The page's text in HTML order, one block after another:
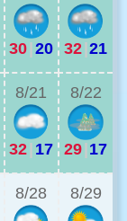
30|20 32|21
8/21
32| 17
8/22
29|17
8/28 8/29